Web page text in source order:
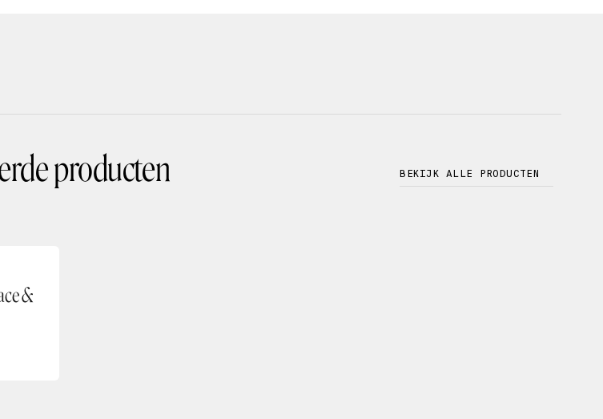
producten BEKIJK ALLE PRODUCTEN
&